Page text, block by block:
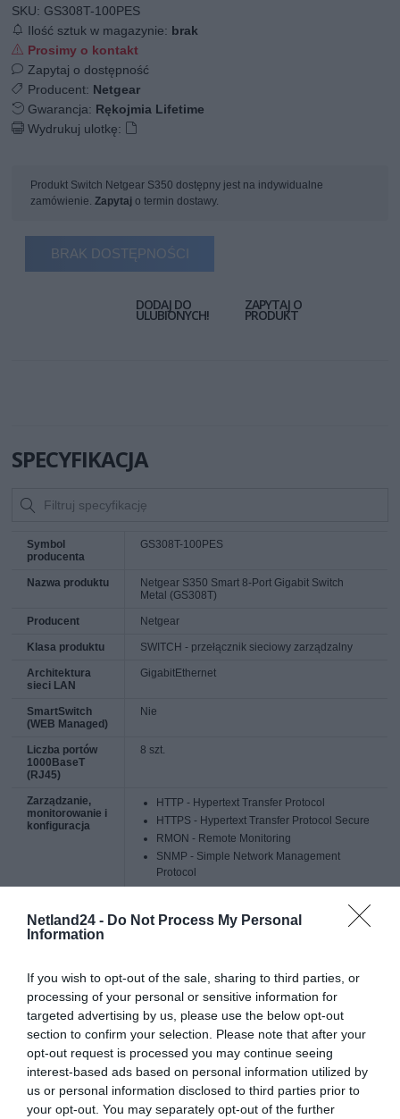
Netland24 - Do Not Process My Personal
Information
If you wish to opt-out of the sale, sharing to third parties, or
processing of your personal or sensitive information for
targeted advertising by us, please use the below opt-out
section to confirm your selection. Please note that after your
opt-out request is processed you may continue seeing
interest-based ads based on personal information utilized by
us or personal information disclosed to third parties prior to
your opt-out. You may separately opt-out of the further
SKU: GS308T-100PES
Ilość sztuk w magazynie: brak
Prosimy o kontakt
Zapytaj o dostępność
Producent: Netgear
Gwarancja: Rękojmia Lifetime
Wydrukuj ulotkę:
Produkt Switch Netgear S350 dostępny jest na indywidualne
zamówienie.Zapytaj o termin dostawy.
BRAK DOSTĘPNOŚCI
DODAJ DO
ULUBIONYCH!
ZAPYTAJ O
PRODUKT
SPECYFIKACJA
Symbol
producenta
GS308T-100PES
Nazwa produktu
Netgear S350 Smart 8-Port Gigabit Switch
Metal (GS308T)
Producent Netgear
Klasa produktu SWITCH - przełącznik sieciowy zarządzalny
Architektura
sieci LAN
GigabitEthernet
SmartSwitch
(WEB Managed)
Nie
Liczba portów
1000BaseT
(RJ45)
8 szt.
Zarządzanie,
monitorowanie i
konfiguracja
HTTP - Hypertext Transfer Protocol
HTTPS - Hypertext Transfer Protocol Secure
RMON - Remote Monitoring
SNMP - Simple Network Management
Protocol
Obsługiwane
protokoły i
standardy
IPv4
LLDP-MED - Link Layer Discovery Protocol -
Media Endpoint Discovery
RADIUS - zdalne uwierzytelnianie
użytkowników
LACP - Link Aggregation Control
STP/RSTP
Rozmiar tablicy
adresów MAC